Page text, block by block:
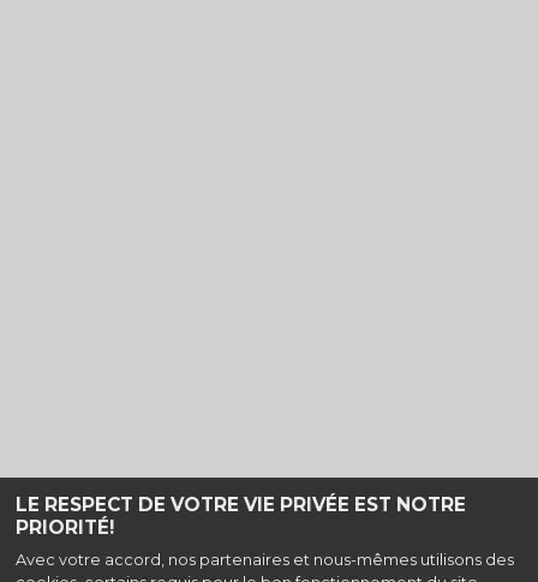
LE RESPECT DE VOTRE VIE PRIVÉE EST NOTRE
PRIORITÉ!
Avec votre accord, nos partenaires et nous-mêmes utilisons des